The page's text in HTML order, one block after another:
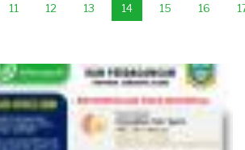
11 12 13 14 15 16